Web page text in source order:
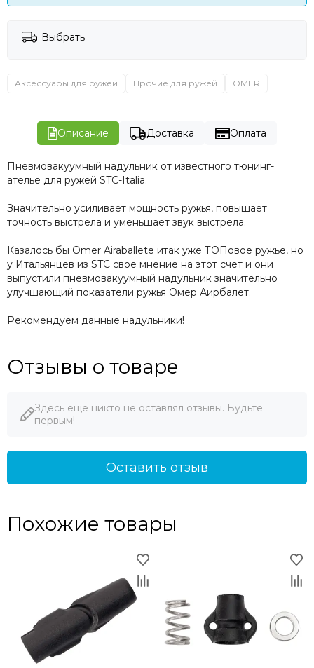
Выбрать
Аксессуары для ружей Прочие для ружей OMER
Описание Доставка Оплата
Пневмовакуумный надульник от известного тюнинг-
ателье для ружей STC-Italia.
Значительно усиливает мощность ружья, повышает
точность выстрела и уменьшает звук выстрела.
Казалось бы Omer Airaballete итак уже ТОПовое ружье, но
у Итальянцев из STC свое мнение на этот счет и они
выпустили пневмовакуумный надульник значительно
улучшающий показатели ружья Омер Аирбалет.
Рекомендуем данные надульники!
Отзывы о товаре
Здесь еще никто не оставлял отзывы. Будьте
первым!
Оставить отзыв
Похожие товары